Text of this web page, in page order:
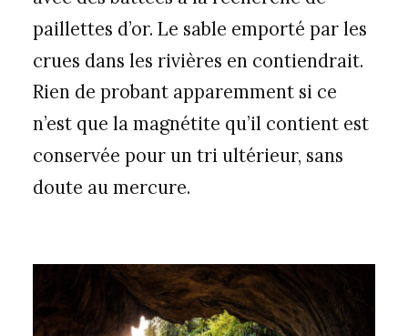
paillettes d’or. Le sable emporté par les
crues dans les rivières en contiendrait.
Rien de probant apparemment si ce
n’est que la magnétite qu’il contient est
conservée pour un tri ultérieur, sans
doute au mercure.